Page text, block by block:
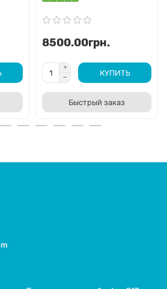
8500.00грн.
КУПИТЬ
Быстрый заказ